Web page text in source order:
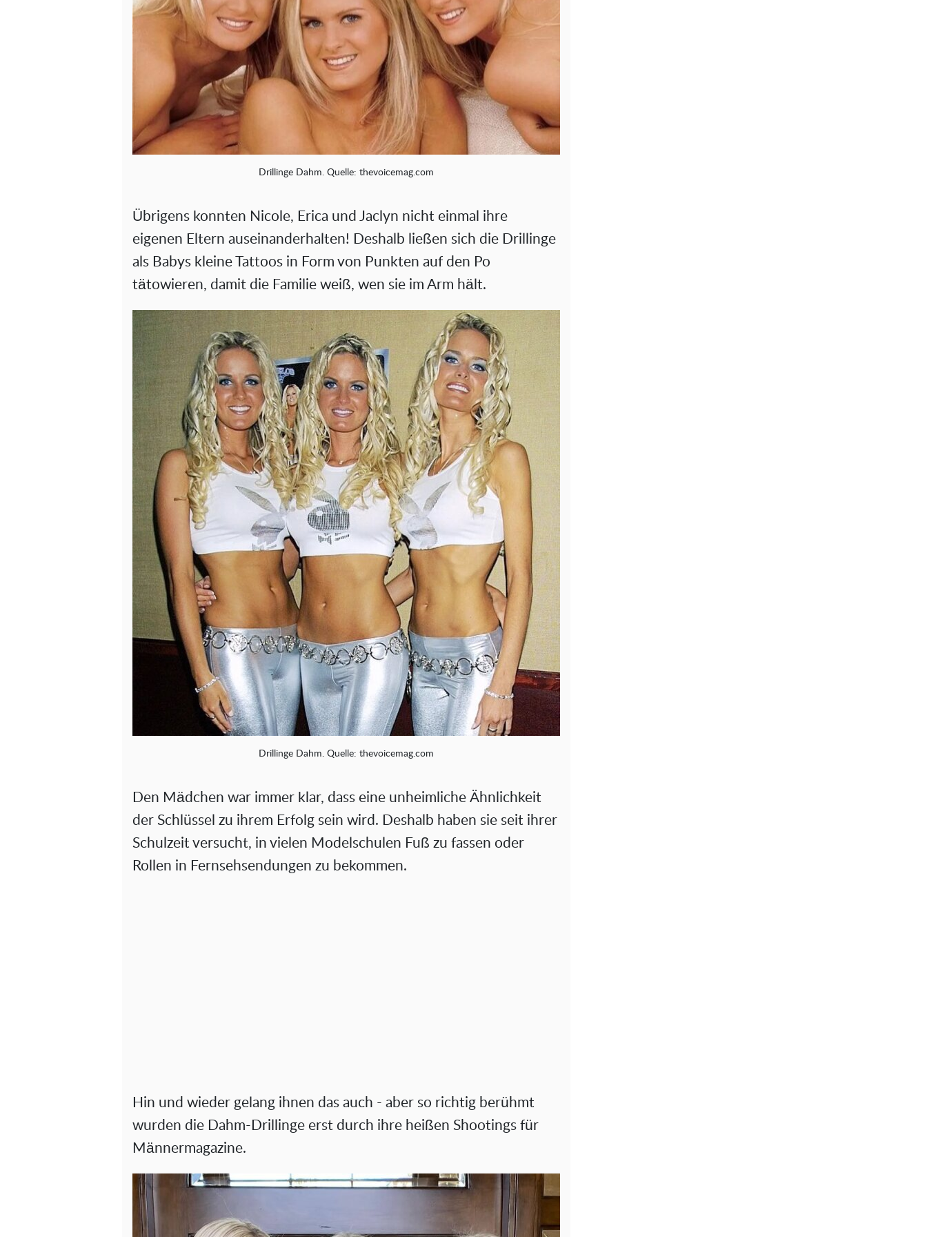
Drillinge Dahm. Quelle: thevoicemag.com
Übrigens konnten Nicole, Erica und Jaclyn nicht einmal ihre
eigenen Eltern auseinanderhalten! Deshalb ließen sich die Drillinge
als Babys kleine Tattoos in Form von Punkten auf den Po
tätowieren, damit die Familie weiß, wen sie im Arm hält.
Drillinge Dahm. Quelle: thevoicemag.com
Den Mädchen war immer klar, dass eine unheimliche Ähnlichkeit
der Schlüssel zu ihrem Erfolg sein wird. Deshalb haben sie seit ihrer
Schulzeit versucht, in vielen Modelschulen Fuß zu fassen oder
Rollen in Fernsehsendungen zu bekommen.
Hin und wieder gelang ihnen das auch - aber so richtig berühmt
wurden die Dahm-Drillinge erst durch ihre heißen Shootings für
Männermagazine.